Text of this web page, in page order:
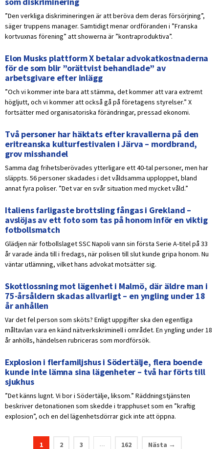
”Den verkliga diskrimineringen är att beröva dem deras försörjning”,
säger truppens manager. Samtidigt menar ordföranden i ”Franska
kortvuxnas förening” att showerna är ”kontraproduktiva”.
Elon Musks plattform X betalar advokatkostnaderna
för de som blir ”orättvist behandlade” av
arbetsgivare efter inlägg
”Och vi kommer inte bara att stämma, det kommer att vara extremt
högljutt, och vi kommer att också gå på företagens styrelser.” X
fortsätter med organisatoriska förändringar, pressad ekonomi.
Två personer har häktats efter kravallerna på den
eritreanska kulturfestivalen i Järva – mordbrand,
grov misshandel
Samma dag frihetsberövades ytterligare ett 40-tal personer, men har
släppts. 56 personer skadades i det våldsamma upploppet, bland
annat fyra poliser. ”Det var en svår situation med mycket våld.”
Italiens farligaste brottsling fångas i Grekland –
avslöjas av ett foto som tas på honom inför en viktig
fotbollsmatch
Glädjen när fotbollslaget SSC Napoli vann sin första Serie A-titel på 33
år varade ända till i fredags, när polisen till slut kunde gripa honom. Nu
väntar utlämning, vilket hans advokat motsätter sig.
Skottlossning mot lägenhet i Malmö, där äldre man i
75-årsåldern skadas allvarligt – en yngling under 18
år anhållen
Var det fel person som sköts? Enligt uppgifter ska den egentliga
måltavlan vara en känd nätverkskriminell i området. En yngling under 18
år anhölls, händelsen rubriceras som mordförsök.
Explosion i flerfamiljshus i Södertälje, flera boende
kunde inte lämna sina lägenheter – två har förts till
sjukhus
”Det känns lugnt. Vi bor i Södertälje, liksom.” Räddningstjänsten
beskriver detonationen som skedde i trapphuset som en ”kraftig
explosion”, och en del lägenhetsdörrar gick inte att öppna.
1 2 3 … 162 Nästa →